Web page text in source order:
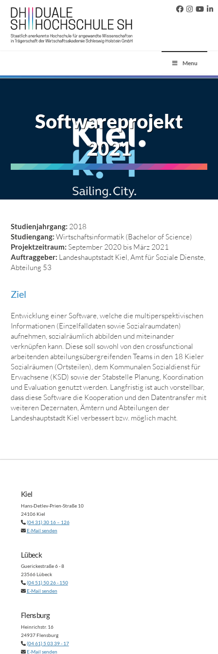
Menu
Softwareprojekt
2021
Studienjahrgang: 2018
Studiengang: Wirtschaftsinformatik (Bachelor of Science)
Projektzeitraum: September 2020 bis März 2021
Auftraggeber: Landeshauptstadt Kiel, Amt für Soziale Dienste,
Abteilung 53
Ziel
Entwicklung einer Software, welche die multiperspektivischen
Informationen (Einzelfalldaten sowie Sozialraumdaten)
aufnehmen, sozialräumlich abbilden und miteinander
verknüpfen kann. Diese soll sowohl von den crossfunctional
arbeitenden abteilungsübergreifenden Teams in den 18 Kieler
Sozialräumen (Ortsteilen), dem Kommunalen Sozialdienst für
Erwachsene (KSD) sowie der Stabstelle Planung, Koordination
und Evaluation genutzt werden. Langfristig ist auch vorstellbar,
dass diese Software die Kooperation und den Datentransfer mit
weiteren Dezernaten, Ämtern und Abteilungen der
Landeshauptstadt Kiel verbessert bzw. möglich macht.
Kiel
Hans-Detlev-Prien-Straße 10
24106 Kiel
(04 31) 30 16 – 126
E-Mail senden
Lübeck
Guerickestraße 6 - 8
23566 Lübeck
(04 51) 50 26 - 150
E-Mail senden
Flensburg
Heinrichstr. 16
24937 Flensburg
(04 61) 5 03 39 - 17
E-Mail senden